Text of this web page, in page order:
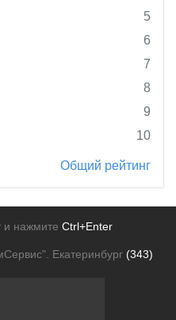
5
6
7
8
9
10
Общий рейтинг
и нажмите Ctrl+Enter
Екатеринбург (343)